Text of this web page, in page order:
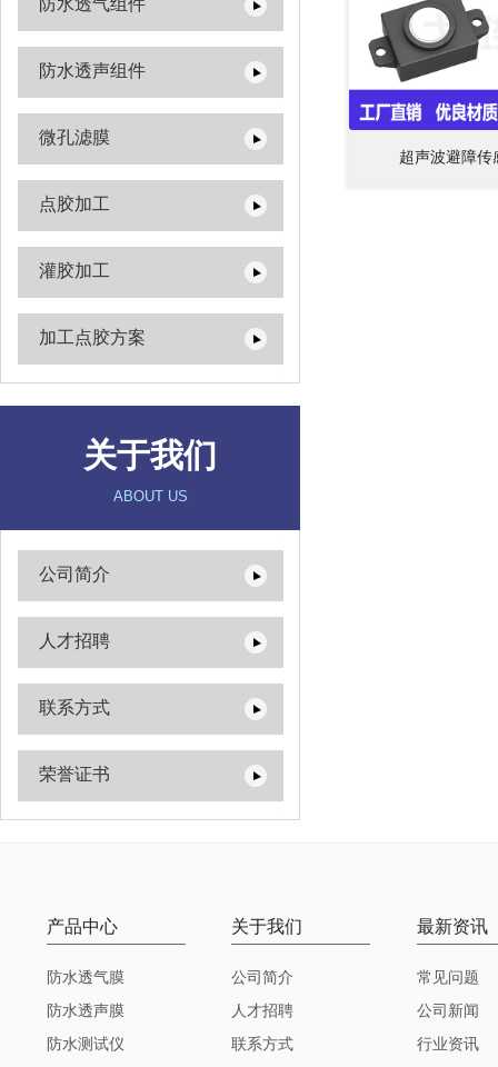
防水透气组件
防水透声组件
微孔滤膜
点胶加工
灌胶加工
加工点胶方案
关于我们
ABOUT US
公司简介
人才招聘
联系方式
荣誉证书
超声波避障传
产品中心
防水透气膜
防水透声膜
防水测试仪
关于我们
公司简介
人才招聘
联系方式
最新资讯
常见问题
公司新闻
行业资讯